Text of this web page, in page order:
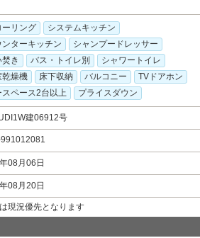
ーリング
システムキッチン
ンターキッチン
シャンプードレッサー
き
バス・トイレ別
シャワートイレ
乾燥機
床下収納 バルコニー
TVドアホン
スペース2台以上
プライスダウン
建06912号
08月06日
08月20日
現況優先となります